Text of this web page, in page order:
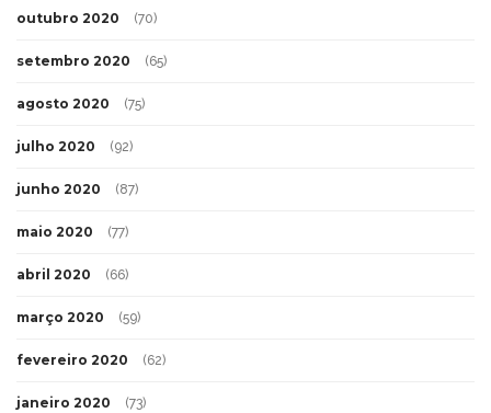
outubro 2020 (70)
setembro 2020 (65)
agosto 2020 (75)
julho 2020 (92)
junho 2020 (87)
maio 2020 (77)
abril 2020 (66)
março 2020 (59)
fevereiro 2020 (62)
janeiro 2020 (73)